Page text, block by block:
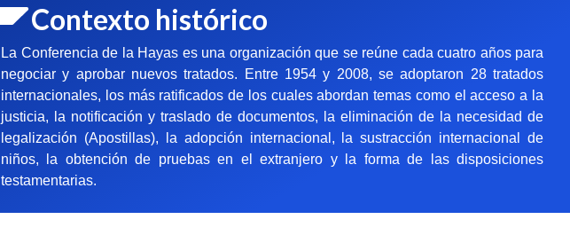
Contexto histórico
La Conferencia de la Hayas es una organización que se reúne cada cuatro años para
negociar y aprobar nuevos tratados. Entre 1954 y 2008, se adoptaron 28 tratados
internacionales, los más ratificados de los cuales abordan temas como el acceso a la
justicia, la notificación y traslado de documentos, la eliminación de la necesidad de
legalización (Apostillas), la adopción internacional, la sustracción internacional de
niños, la obtención de pruebas en el extranjero y la forma de las disposiciones
testamentarias.